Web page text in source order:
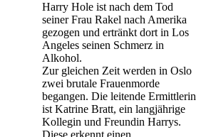
Harry Hole ist nach dem Tod
seiner Frau Rakel nach Amerika
gezogen und ertränkt dort in Los
Angeles seinen Schmerz in
Alkohol.
Zur gleichen Zeit werden in Oslo
zwei brutale Frauenmorde
begangen. Die leitende Ermittlerin
ist Katrine Bratt, ein langjährige
Kollegin und Freundin Harrys.
Diese erkennt einen